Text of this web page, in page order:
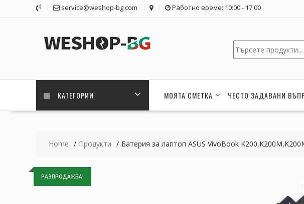
service@weshop-bg.com Работно време: 10:00 - 17:00
Търсене
КАТЕГОРИИ МОЯТА СМЕТКА ЧЕСТО ЗАДАВАНИ
Home Продукти Батерия за лаптоп ASUS VivoBook
РАЗПРОДАЖБА!